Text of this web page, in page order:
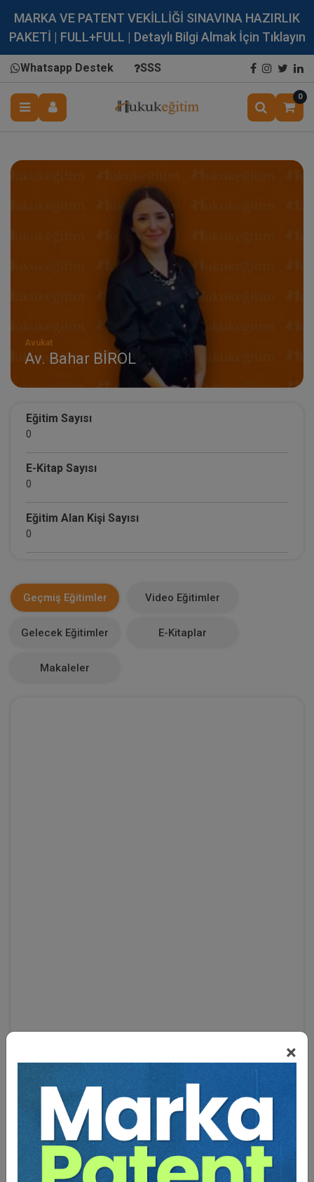
MARKA VE PATENT VEKİLLİĞİ SINAVINA HAZIRLIK
PAKETİ | FULL+FULL | Detaylı Bilgi Almak İçin Tıklayın
Whatsapp Destek SSS
0
×
Avukat
Av. Bahar BİROL
Eğitim Sayısı
0
E-Kitap Sayısı
0
Eğitim Alan Kişi Sayısı
0
0
0
Geçmiş Eğitimler Video Eğitimler
Gelecek Eğitimler E-Kitaplar
Makaleler
Eğitmen Hakkında